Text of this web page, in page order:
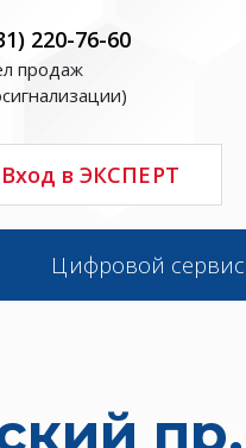
220-76-60
продаж
Вход в ЭКСПЕРТ
Цифровой сервис
пр.